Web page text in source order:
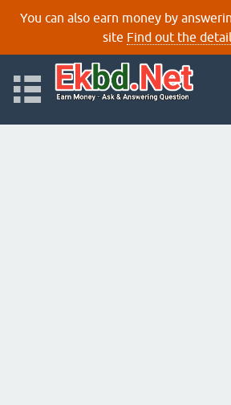
You can also earn money by
site Find out the